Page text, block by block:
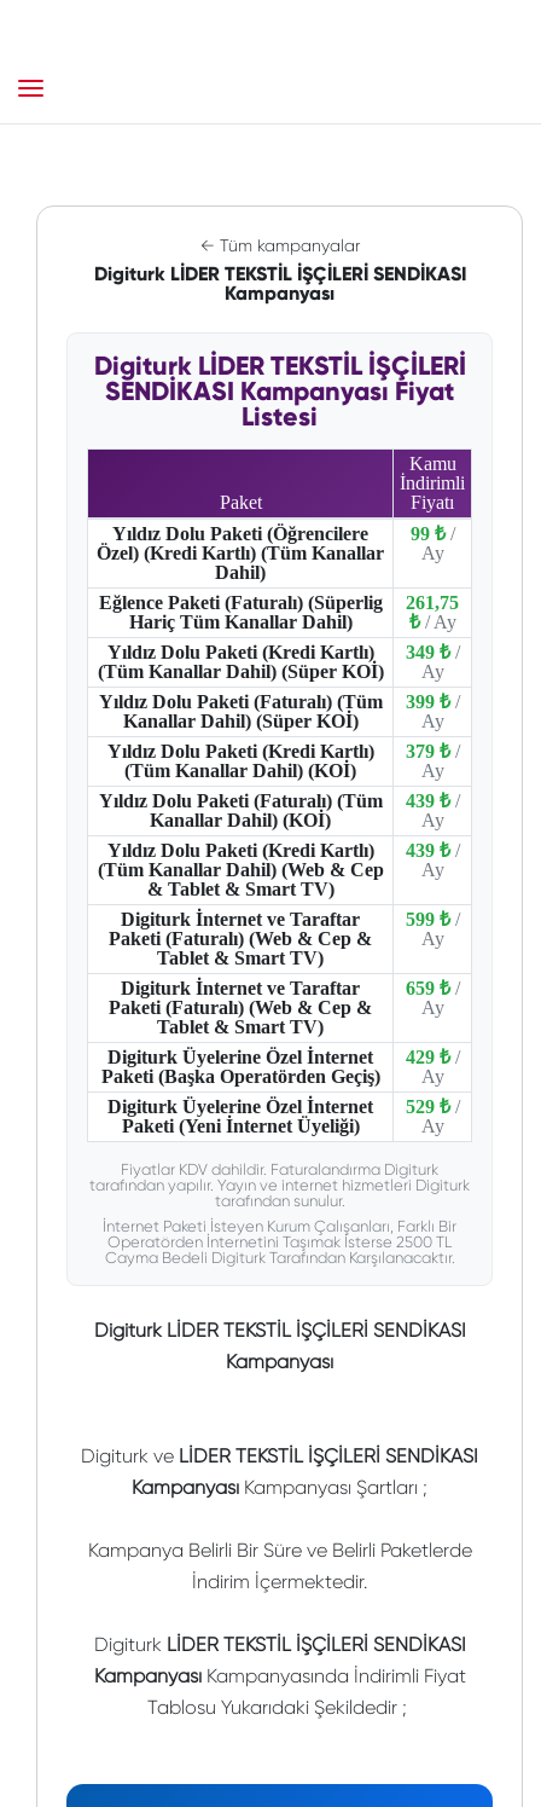
← Tüm kampanyalar
Digiturk LİDER TEKSTİL İŞÇİLERİ SENDİKASI
Kampanyası
Digiturk LİDER TEKSTİL İŞÇİLERİ
SENDİKASI Kampanyası Fiyat
Listesi
Paket
Kamu
İndirimli
Fiyatı
Yıldız Dolu Paketi (Öğrencilere
Özel) (Kredi Kartlı) (Tüm Kanallar
Dahil)
99 ₺ /
Ay
Eğlence Paketi (Faturalı) (Süperlig
Hariç Tüm Kanallar Dahil)
261,75
₺ / Ay
Yıldız Dolu Paketi (Kredi Kartlı)
(Tüm Kanallar Dahil) (Süper KOİ)
349 ₺ /
Ay
Yıldız Dolu Paketi (Faturalı) (Tüm
Kanallar Dahil) (Süper KOİ)
399 ₺ /
Ay
Yıldız Dolu Paketi (Kredi Kartlı)
(Tüm Kanallar Dahil) (KOİ)
379 ₺ /
Ay
Yıldız Dolu Paketi (Faturalı) (Tüm
Kanallar Dahil) (KOİ)
439 ₺ /
Ay
Yıldız Dolu Paketi (Kredi Kartlı)
(Tüm Kanallar Dahil) (Web & Cep
& Tablet & Smart TV)
439 ₺ /
Ay
Digiturk İnternet ve Taraftar
Paketi (Faturalı) (Web & Cep &
Tablet & Smart TV)
599 ₺ /
Ay
Digiturk İnternet ve Taraftar
Paketi (Faturalı) (Web & Cep &
Tablet & Smart TV)
659 ₺ /
Ay
Digiturk Üyelerine Özel İnternet
Paketi (Başka Operatörden Geçiş)
429 ₺ /
Ay
Digiturk Üyelerine Özel İnternet
Paketi (Yeni İnternet Üyeliği)
529 ₺ /
Ay
Fiyatlar KDV dahildir. Faturalandırma Digiturk
tarafından yapılır. Yayın ve internet hizmetleri Digiturk
tarafından sunulur.
İnternet Paketi İsteyen Kurum Çalışanları, Farklı Bir
Operatörden İnternetini Taşımak İsterse 2500 TL
Cayma Bedeli Digiturk Tarafından Karşılanacaktır.
Digiturk LİDER TEKSTİL İŞÇİLERİ SENDİKASI
Kampanyası
Digiturk ve LİDER TEKSTİL İŞÇİLERİ SENDİKASI
Kampanyası Kampanyası Şartları ;
Kampanya Belirli Bir Süre ve Belirli Paketlerde
İndirim İçermektedir.
Digiturk LİDER TEKSTİL İŞÇİLERİ SENDİKASI
KampanyasıKampanyasında İndirimli Fiyat
Tablosu Yukarıdaki Şekildedir ;